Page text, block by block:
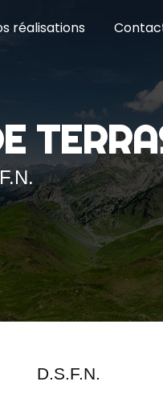
réalisations
D.S.F.N.